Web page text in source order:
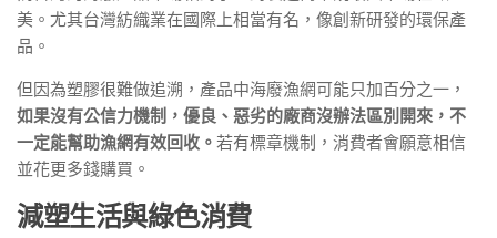
美。尤其台灣紡織業在國際上相當有名，像創新研發的環保產
品。
但因為塑膠很難做追溯，產品中海廢漁網可能只加百分之一，
如果沒有公信力機制，優良、惡劣的廠商沒辦法區別開來，不
一定能幫助漁網有效回收。 若有標章機制，消費者會願意相信
並花更多錢購買。
減塑生活與綠色消費